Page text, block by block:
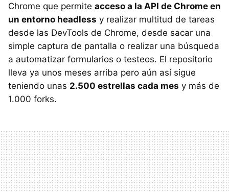
Chrome que permite acceso a la API de Chrome en
un entorno headless y realizar multitud de tareas
desde las DevTools de Chrome, desde sacar una
simple captura de pantalla o realizar una búsqueda
a automatizar formularios o testeos. El repositorio
lleva ya unos meses arriba pero aún así sigue
teniendo unas 2.500 estrellas cada mes y más de
1.000 forks.